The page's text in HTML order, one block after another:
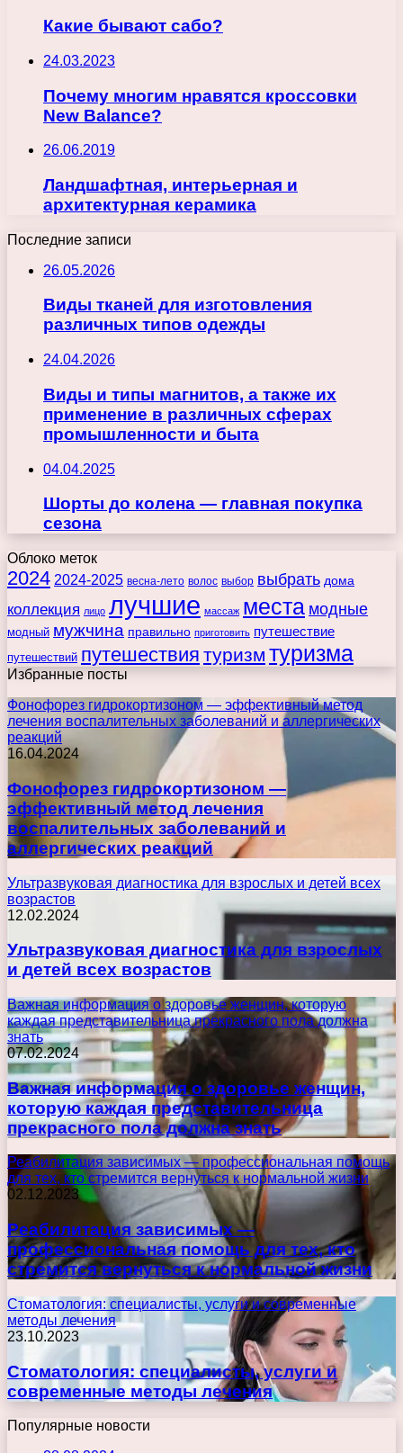
Какие бывают сабо?
24.03.2023
Почему многим нравятся кроссовки
New Balance?
26.06.2019
Ландшафтная, интерьерная и
архитектурная керамика
Последние записи
26.05.2026
Виды тканей для изготовления
различных типов одежды
24.04.2026
Виды и типы магнитов, а также их
применение в различных сферах
промышленности и быта
04.04.2025
Шорты до колена — главная покупка
сезона
Облоко меток
2024 2024-2025 весна-лето волос выбор выбрать дома
коллекция лицо лучшие массаж места модные
модный мужчина правильно приготовить путешествие
путешествий путешествия туризм туризма
Избранные посты
Фонофорез гидрокортизоном — эффективный метод
лечения воспалительных заболеваний и аллергических
реакций
16.04.2024
Фонофорез гидрокортизоном —
эффективный метод лечения
воспалительных заболеваний и
аллергических реакций
Ультразвуковая диагностика для взрослых и детей всех
возрастов
12.02.2024
Ультразвуковая диагностика для взрослых
и детей всех возрастов
Важная информация о здоровье женщин, которую
каждая представительница прекрасного пола должна
знать
07.02.2024
Важная информация о здоровье женщин,
которую каждая представительница
прекрасного пола должна знать
Реабилитация зависимых — профессиональная помощь
для тех, кто стремится вернуться к нормальной жизни
02.12.2023
Реабилитация зависимых —
профессиональная помощь для тех, кто
стремится вернуться к нормальной жизни
Стоматология: специалисты, услуги и современные
методы лечения
23.10.2023
Стоматология: специалисты, услуги и
современные методы лечения
Популярные новости